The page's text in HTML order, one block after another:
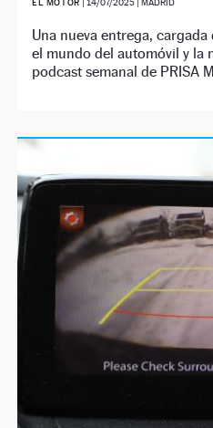
EL MOTOR 14/07/2025| MADRID
Una nueva entrega,
el mundo del automóvil y la
podcast semanal de PRISA